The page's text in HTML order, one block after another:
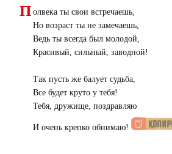
П олвека ты свои встречаешь,
Но возраст ты не замечаешь,
Ведь ты всегда был молодой,
Красивый, сильный, заводной!
Так пусть же балует судьба,
Все будет круто у тебя!
Тебя, дружище, поздравляю
И очень крепко обнимаю!